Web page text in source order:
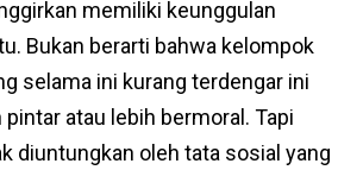
memiliki keunggulan
Bukan berarti bahwa kelompok
selama ini kurang terdengar ini
atau lebih bermoral. Tapi
diuntungkan oleh tata sosial yang